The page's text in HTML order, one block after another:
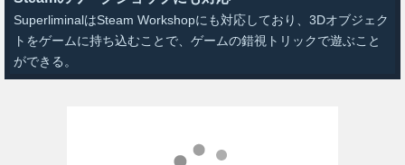
SuperliminalはSteam Workshopにも対応しており、3Dオブジェク
トをゲームに持ち込むことで、ゲームの錯視トリックで遊ぶこと
ができる。